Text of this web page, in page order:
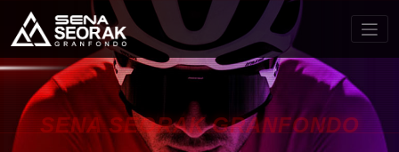
SENA SEORAK GRANFONDO